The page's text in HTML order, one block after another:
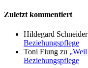
Zuletzt kommentiert
Hildegard Schneider
Beziehungspflege
Toni Fiung zu
Beziehungspflege